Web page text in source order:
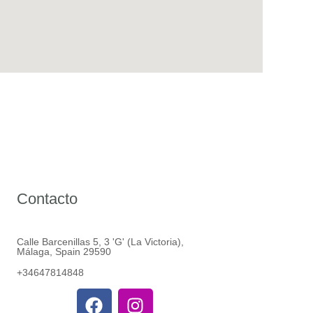
Contacto
Calle Barcenillas 5, 3 'G' (La Victoria),
Málaga, Spain 29590
+34647814848
F
I